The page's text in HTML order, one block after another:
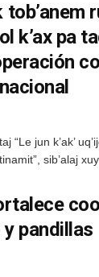
k’ax pa
jun k’ak’
sib’alaj
pandillas